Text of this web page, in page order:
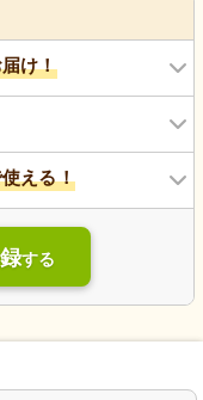
け！
える！
する